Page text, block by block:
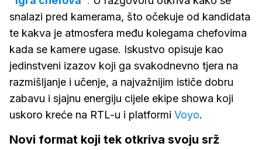
snalazi pred kamerama, što očekuje od kandidata
te kakva je atmosfera među kolegama chefovima
kada se kamere ugase. Iskustvo opisuje kao
jedinstveni izazov koji ga svakodnevno tjera na
razmišljanje i učenje, a najvažnijim ističe dobru
zabavu i sjajnu energiju cijele ekipe showa koji
uskoro kreće na RTL-u i platformi Voyo.
Novi format koji tek otkriva svoju srž